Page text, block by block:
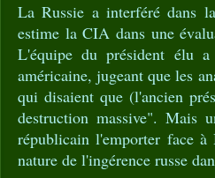
La Russie a interféré dans
estime la CIA dans une
L'équipe du président élu a
américaine, jugeant que les
qui disaient que (l'ancien
destruction massive".
républicain l'emporter face
nature de l'ingérence russe